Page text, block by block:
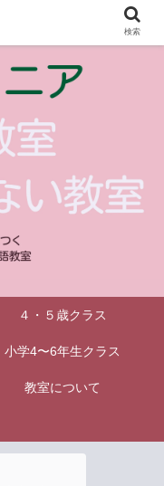
４・５歳クラス
小学4〜6年生クラス
教室について
検索